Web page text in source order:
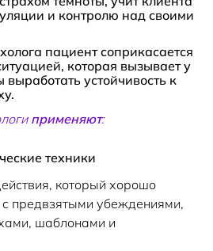
и контролю над своими
пациент соприкасается
которая вызывает у
выработать устойчивость к
применяют:
техники
который хорошо
с предвзятыми убеждениями,
шаблонами и